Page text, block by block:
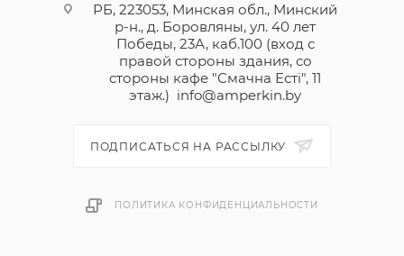
РБ, 223053, Минская обл., Минский
р-н., д. Боровляны, ул. 40 лет
Победы, 23А, каб.100 (вход с
правой стороны здания, со
стороны кафе "Смачна Естi", 11
этаж.) info@amperkin.by
ПОДПИСАТЬСЯ НА РАССЫЛКУ
ПОЛИТИКА КОНФИДЕНЦИАЛЬНОСТИ